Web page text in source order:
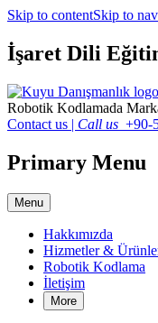
Skip to contentSkip to
İşaret Dili
Robotik Kodlamada
Contact us | Call us +90-
Primary Menu
Menu
Hakkımızda
Hizmetler &
Robotik Kodlama
İletişim
More